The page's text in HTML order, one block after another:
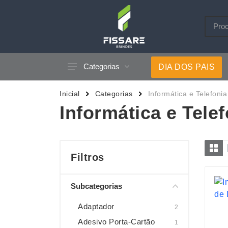
Categorias
Acessórios p/ Celular
Acessórios para Carros
Bar e Bebidas
Bolsas Térmicas
Brinquedos
Caixas de Som
Canecas
Canetas
Casa
DIA DOS PAIS
Inicial Categorias Informática e Telefonia
Informática e
Filtros
Subcategorias
Adaptador 2
Adesivo Porta-Cartão 1